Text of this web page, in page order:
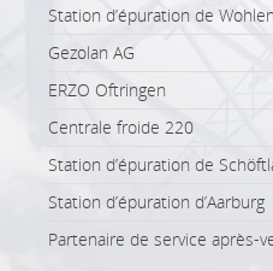
Station d’épuration de
Gezolan AG
ERZO Oftringen
Centrale froide 220
Station d’épuration de
Station d’épuration d’Aarburg
Partenaire de service après-